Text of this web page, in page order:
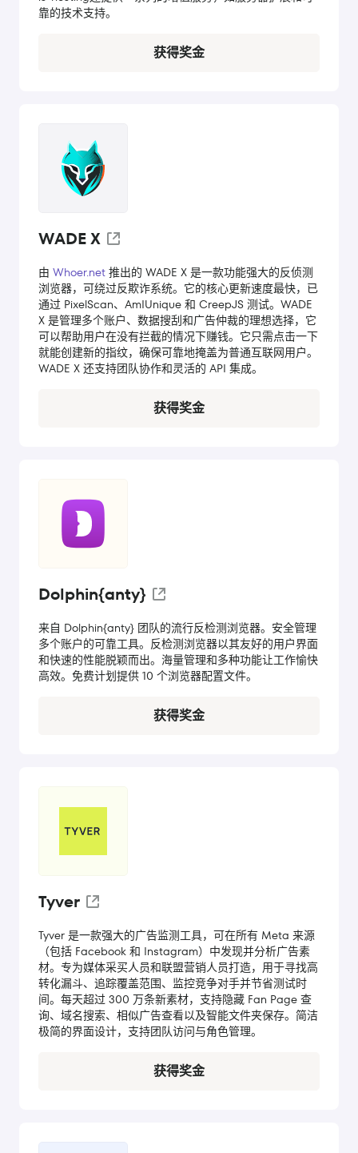
靠的技术支持。
获得奖金
WADE X
由 Whoer.net 推出的 WADE X 是一款功能强大的反侦测
浏览器，可绕过反欺诈系统。它的核心更新速度最快，已
通过 PixelScan、AmIUnique 和 CreepJS 测试。WADE
X 是管理多个账户、数据搜刮和广告仲裁的理想选择，它
可以帮助用户在没有拦截的情况下赚钱。它只需点击一下
就能创建新的指纹，确保可靠地掩盖为普通互联网用户。
WADE X 还支持团队协作和灵活的 API 集成。
获得奖金
Dolphin{anty}
来自 Dolphin{anty} 团队的流行反检测浏览器。安全管理
多个账户的可靠工具。反检测浏览器以其友好的用户界面
和快速的性能脱颖而出。海量管理和多种功能让工作愉快
高效。免费计划提供 10 个浏览器配置文件。
获得奖金
Tyver
Tyver 是一款强大的广告监测工具，可在所有 Meta 来源
（包括 Facebook 和 Instagram）中发现并分析广告素
材。专为媒体采买人员和联盟营销人员打造，用于寻找高
转化漏斗、追踪覆盖范围、监控竞争对手并节省测试时
间。每天超过 300 万条新素材，支持隐藏 Fan Page 查
询、域名搜索、相似广告查看以及智能文件夹保存。简洁
极简的界面设计，支持团队访问与角色管理。
获得奖金